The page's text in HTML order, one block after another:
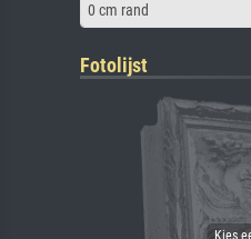
0 cm rand
Fotolijst